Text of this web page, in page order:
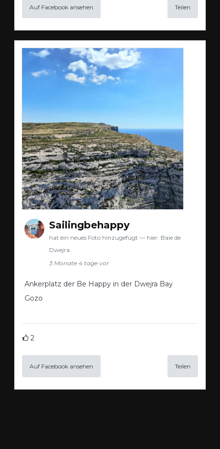
Auf Facebook ansehen Teilen
Sailingbehappy
hat ein neues Foto hinzugefügt — hier: Baie de
Dwejra.
3 Monate 4 tage vor
Ankerplatz der Be Happy in der Dwejra Bay
Gozo
2
Auf Facebook ansehen Teilen